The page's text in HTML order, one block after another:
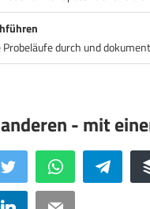
durch und
Twitter WhatsApp Telegram